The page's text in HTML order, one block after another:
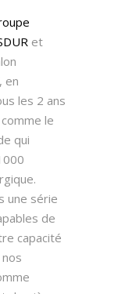
et
en
les 2 ans
le
qui
une série
de
capacité